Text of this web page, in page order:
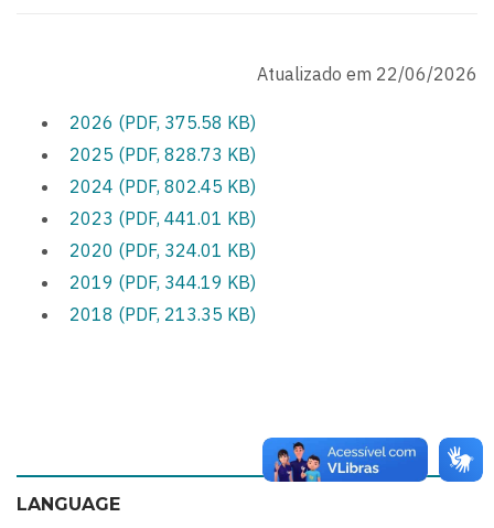
Atualizado em 22/06/2026
2026 (PDF, 375.58 KB)
2025 (PDF, 828.73 KB)
2024 (PDF, 802.45 KB)
2023 (PDF, 441.01 KB)
2020 (PDF, 324.01 KB)
2019 (PDF, 344.19 KB)
2018 (PDF, 213.35 KB)
LANGUAGE